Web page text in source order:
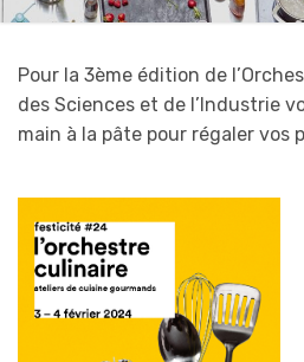
Pour la 3ème édition de
des Sciences et de l’Industrie
main à la pâte pour régaler vos